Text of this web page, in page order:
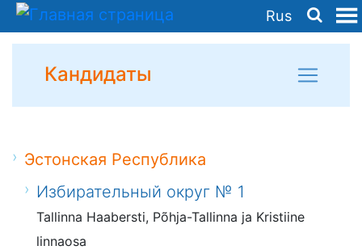
Rus
Кандидаты
Эстонская Республика
Избирательный округ № 1
Tallinna Haabersti, Põhja-Tallinna ja Kristiine
linnaosa